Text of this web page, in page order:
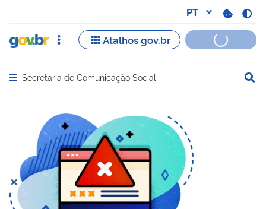
Abrir menu principal de navegação
Secretaria de Comunicação Social